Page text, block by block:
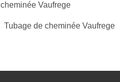
cheminée Vaufrege
Tubage de cheminée Vaufrege